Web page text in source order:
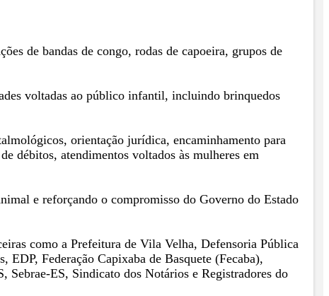
de bandas de congo, rodas de capoeira, grupos de
voltadas ao público infantil, incluindo brinquedos
orientação jurídica, encaminhamento para
débitos, atendimentos voltados às mulheres em
e reforçando o compromisso do Governo do Estado
como a Prefeitura de Vila Velha, Defensoria Pública
Federação Capixaba de Basquete (Fecaba),
ES, Sindicato dos Notários e Registradores do